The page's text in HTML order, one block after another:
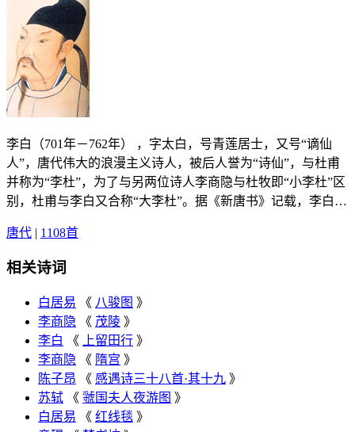
李白（701年－762年） ，字太白，号青莲居士，又号“谪仙
人”，唐代伟大的浪漫主义诗人，被后人誉为“诗仙”，与杜甫
并称为“李杜”，为了与另两位诗人李商隐与杜牧即“小李杜”区
别，杜甫与李白又合称“大李杜”。据《新唐书》记载，李白为
朗大方，爱饮酒作诗，喜交友。李白深受黄老列庄思想影响，
有《李太白集》传世，诗作中多以醉时写的，代表作有《望庐
山瀑布》《行路难》《蜀道难》《将进酒》《明堂赋》《早发
白帝城》等多首。
唐代 | 1108首
相关诗词
白居易 《 八骏图 》
李商隐
《 茂陵 》
李白
《 上留田行 》
李商隐
《 隋宫 》
陈子昂
《 感遇诗三十八首·其十九 》
苏轼
《 虢国夫人夜游图 》
白居易
《 红线毯 》